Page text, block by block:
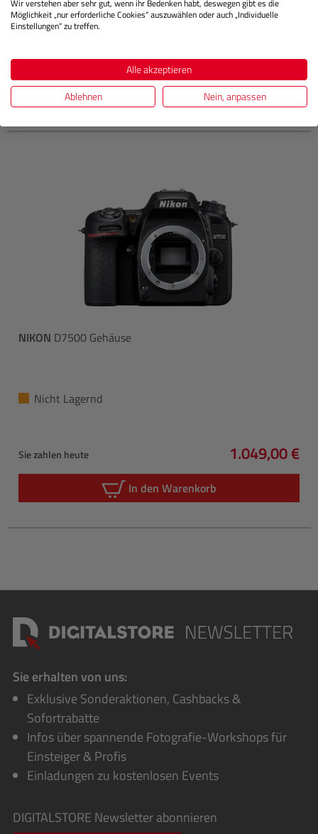
Sie zahlen heute
Regulärer
6.799,00 €
In den Warenkorb
NIKON D7500 Gehäuse
Nicht Lagernd
Sie zahlen heute
Regulärer
1.049,00 €
In den Warenkorb
Sie erhalten von uns:
Exklusive Sonderaktionen, Cashbacks &
Sofortrabatte
Infos über spannende Fotografie-Workshops für
Einsteiger & Profis
Einladungen zu kostenlosen Events
DIGITALSTORE Newsletter abonnieren
Wir verstehen aber sehr gut, wenn ihr Bedenken habt, deswegen gibt es die
Möglichkeit „nur erforderliche Cookies“ auszuwählen oder auch „Individuelle
Einstellungen“ zu treffen.
Alle akzeptieren
Ablehnen
Nein, anpassen